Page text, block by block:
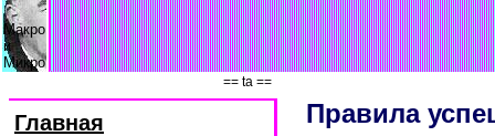
Макро
и
Микро
== ta ==
Главная Правила